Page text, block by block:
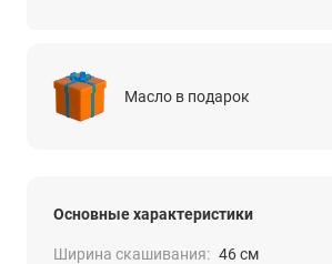
Масло в подарок
Основные характеристики
Ширина скашивания: 46 см